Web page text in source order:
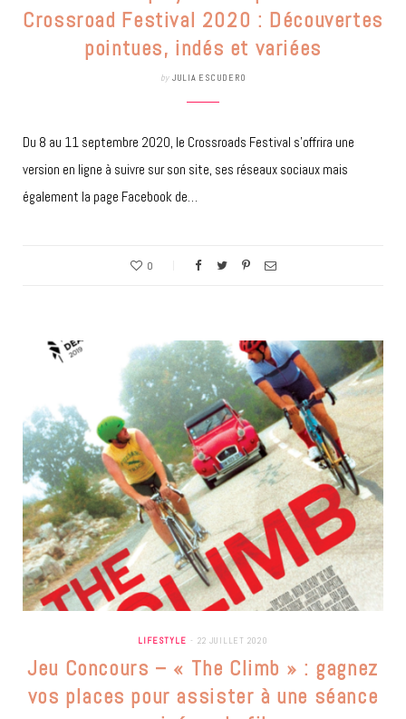
Crossroad Festival 2020 : Découvertes
pointues, indés et variées
by JULIA ESCUDERO
Du 8 au 11 septembre 2020, le Crossroads Festival s’offrira une
version en ligne à suivre sur son site, ses réseaux sociaux mais
également la page Facebook de…
0
LIFESTYLE 22 JUILLET 2020
Jeu Concours – « The Climb » : gagnez
vos places pour assister à une séance